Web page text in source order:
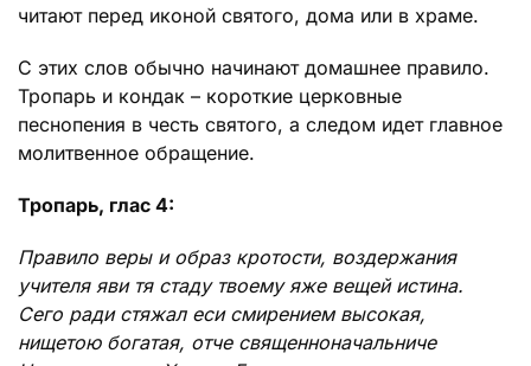
читают перед иконой святого, дома или в храме.
С этих слов обычно начинают домашнее правило.
Тропарь и кондак – короткие церковные
песнопения в честь святого, а следом идет главное
молитвенное обращение.
Тропарь, глас 4:
Правило веры и образ кротости, воздержания
учителя яви тя стаду твоему яже вещей истина.
Сего ради стяжал еси смирением высокая,
нищетою богатая, отче священноначальниче